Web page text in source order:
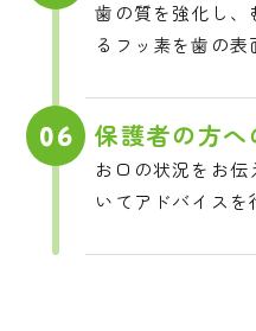
歯の質を強化し、
るフッ素を歯の表
06 保護者の方
お口の状況をお伝
いてアドバイスを